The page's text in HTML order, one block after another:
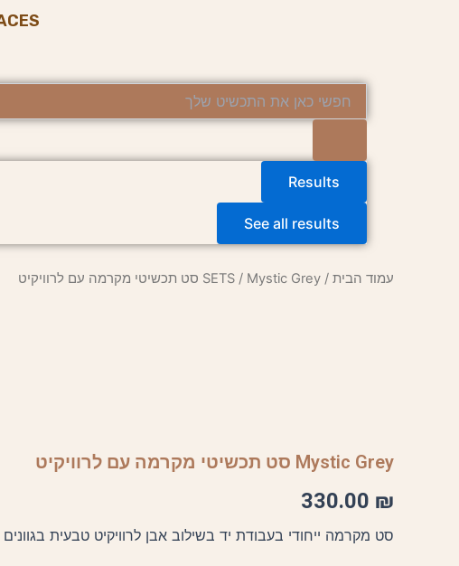
Results
See all results
עמוד הבית /
SETS / Mystic Grey סט תכשיטי מקרמה עם לרוויקיט
Mystic Grey סט תכשיטי מקרמה עם לרוויקיט
330.00 ₪
סט מקרמה ייחודי בעבודת יד בשילוב אבן לרוויקיט טבעית